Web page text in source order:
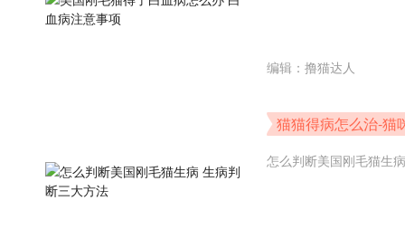
编辑：撸猫达人
猫猫得病怎么治-猫
怎么判断美国刚毛猫生